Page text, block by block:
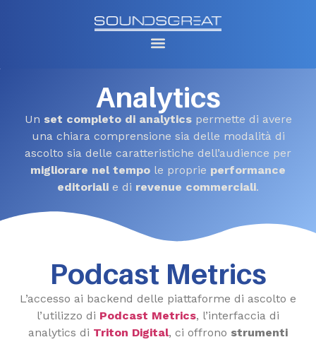
Analytics
Un set completo di analyticspermette di avere
una chiara comprensione sia delle modalità di
ascolto sia delle caratteristiche dell’audience per
migliorare nel tempo le proprie performance
editoriali e di revenue commerciali.
Podcast Metrics
L’accesso ai backend delle piattaforme di ascolto e
l’utilizzo di Podcast Metrics, l’interfaccia di
analytics di Triton Digital, ci offrono strumenti